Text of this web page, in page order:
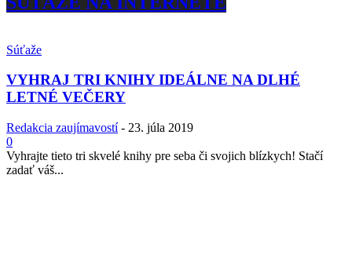
Súťaže
VYHRAJ TRI KNIHY IDEÁLNE NA DLHÉ
LETNÉ VEČERY
Redakcia zaujímavostí - 23. júla 2019
0
Vyhrajte tieto tri skvelé knihy pre seba či svojich blízkych! Stačí
zadať váš...